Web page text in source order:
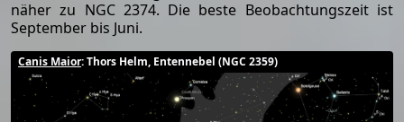
näher zu NGC 2374. Die beste Beobachtungszeit ist
September bis Juni.
Canis Maior: Thors Helm, Entennebel (NGC 2359)